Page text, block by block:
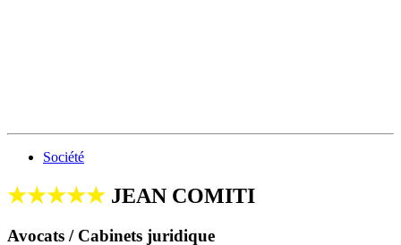
Société
★★★★★ JEAN COMITI
Avocats / Cabinets juridique